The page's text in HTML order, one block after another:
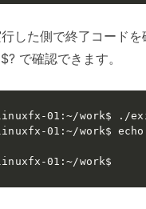
した側で終了コード
で確認できます。
01:~/work$ ./
01:~/work$
01:~/work$